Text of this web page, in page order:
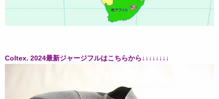
Coltex. 2024最新ジャージフルはこちらから↓↓↓↓↓↓↓↓